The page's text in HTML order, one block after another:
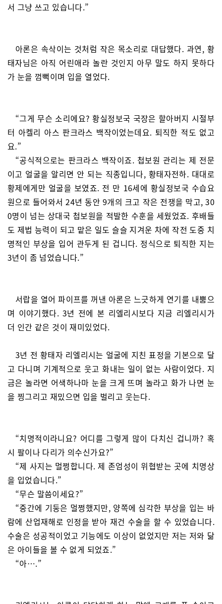
서 그냥 쓰고 있습니다.”
아론은 속삭이는 것처럼 작은 목소리로 대답했다. 과연, 황
태자님은 아직 어린애라 놀란 것인지 아무 말도 하지 못하다
가 눈을 껌뻑이며 입을 열었다.
“그게 무슨 소리에요? 황실정보국 국장은 할아버지 시절부
터 아켈리 아스 판크라스 백작이었는데요. 퇴직한 적도 없고
요.”
“공식적으로는 판크라스 백작이죠. 첩보원 관리는 제 전문
이고 얼굴을 알리면 안 되는 직종입니다, 황태자전하. 대대로
황제에게만 얼굴을 보였죠. 전 만 16세에 황실정보국 수습요
원으로 들어와서 24년 동안 9개의 크고 작은 전쟁을 막고, 30
0명이 넘는 상대국 첩보원을 적발한 수훈을 세웠었죠. 후배들
도 제법 능력이 되고 맡은 일도 슬슬 지겨운 차에 작전 도중 치
명적인 부상을 입어 관두게 된 겁니다. 정식으로 퇴직한 지는
3년이 좀 넘었습니다.”
서랍을 열어 파이프를 꺼낸 아론은 느긋하게 연기를 내뿜으
며 이야기했다. 3년 전에 본 리엘리시보다 지금 리엘리시가
더 인간 같은 것이 재미있었다.
3년 전 황태자 리엘리시는 얼굴에 지친 표정을 기본으로 달
고 다니며 기계적으로 웃고 화내는 일이 없는 사람이었다. 지
금은 놀라면 어색하나마 눈을 크게 뜨며 놀라고 화가 나면 눈
을 찡그리고 재밌으면 입을 벌리고 웃는다.
“치명적이라니요? 어디를 그렇게 많이 다치신 겁니까? 혹
시 팔이나 다리가 의수신가요?”
“제 사지는 멀쩡합니다. 제 존엄성이 위협받는 곳에 치명상
을 입었습니다.”
“무슨 말씀이세요?”
“중간에 기둥은 멀쩡했지만, 양쪽에 심각한 부상을 입는 바
람에 산업재해로 인정을 받아 재건 수술을 할 수 있었습니다.
수술은 성공적이었고 기능에도 이상이 없었지만 저는 저와 닮
은 아이들을 볼 수 없게 되었죠.”
“아….”